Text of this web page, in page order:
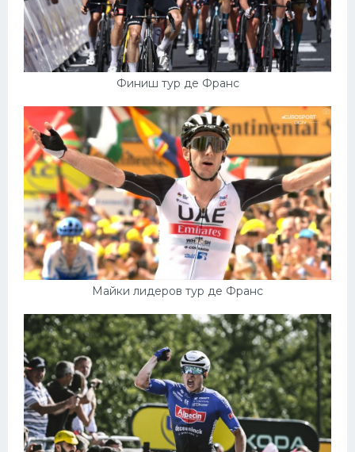
Финиш тур де Франс
Майки лидеров тур де Франс